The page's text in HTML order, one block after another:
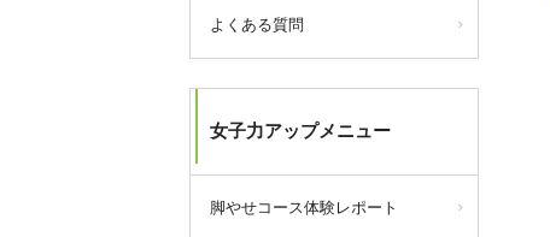
よくある質問
女子力アップメニュー
脚やせコース体験レポート